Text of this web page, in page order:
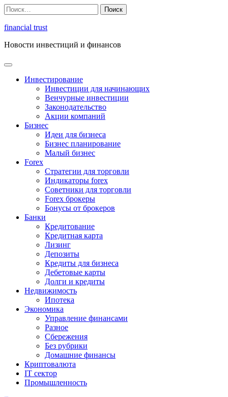
Перейти
к
содержимому
Найти:
financial trust
Новости инвестиций и финансов
Инвестирование
Инвестиции для начинающих
Венчурные инвестиции
Законодательство
Акции компаний
Бизнес
Идеи для бизнеса
Бизнес планирование
Малый бизнес
Forex
Стратегии для торговли
Индикаторы forex
Советники для торговли
Forex брокеры
Бонусы от брокеров
Банки
Кредитование
Кредитная карта
Лизинг
Депозиты
Кредиты для бизнеса
Дебетовые карты
Долги и кредиты
Недвижимость
Ипотека
Экономика
Управление финансами
Разное
Сбережения
Без рубрики
Домашние финансы
Криптовалюта
IT сектор
Промышленность